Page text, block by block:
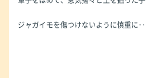
ジャガイモを傷つけないように慎重に